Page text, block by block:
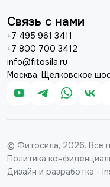
Связь с нами
+7 495 961 3411
+7 800 700 3412
info@fitosila.ru
Москва, Щелковское
© Фитосила, 2026. Все
Политика
Дизайн и разработка -